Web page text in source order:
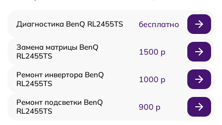
Диагностика BenQ RL2455TS бесплатно
Замена матрицы BenQ
RL2455TS
1500 р
Ремонт инвертора BenQ
RL2455TS
1000 р
Ремонт подсветки BenQ
RL2455TS
900 р